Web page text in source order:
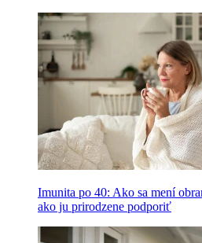
Imunita po 40: Ako sa mení
ako ju prirodzene podporiť